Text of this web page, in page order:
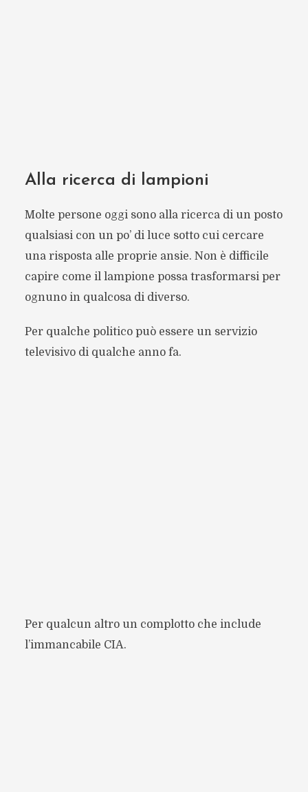
Alla ricerca di lampioni
Molte persone oggi sono alla ricerca di un posto
qualsiasi con un po’ di luce sotto cui cercare
una risposta alle proprie ansie. Non è difficile
capire come il lampione possa trasformarsi per
ognuno in qualcosa di diverso.
Per qualche politico può essere un servizio
televisivo di qualche anno fa.
Per qualcun altro un complotto che include
l’immancabile CIA.